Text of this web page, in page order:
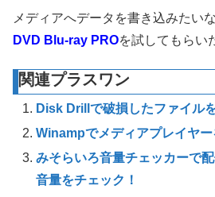
メディアへデータを書き込みたいな
DVD Blu-ray PROを試してもらい
関連プラスワン
Disk Drillで破損したファイル
Winampでメディアプレイヤー
みそらいろ音量チェッカーで
音量をチェック！